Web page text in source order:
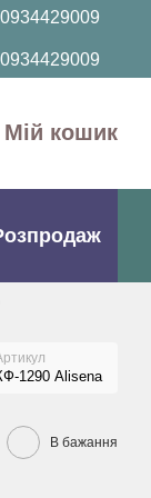
Мій кошик
1290 Alisena
В бажання